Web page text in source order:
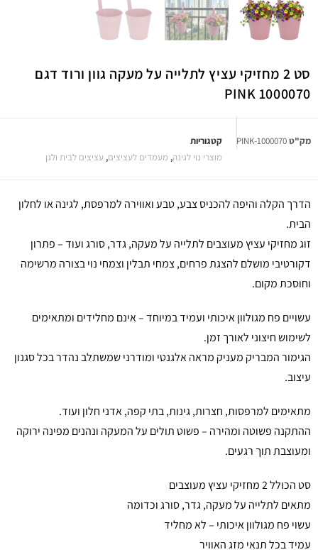
סט 2 מחזיקי עציץ לתלייה על מעקה גוון ורוד דגם
1000070 PINK
מק"ט1000070-PINK
קטגוריות
מוצרי נוי לגינה, מעמדים לעציצים, עציצים לבית ולגן
הדרך הקלה והיפה להכניס צבע, טבע ואווירה למרפסת, לגינה או לחלון
הבית.
זוג מחזיקי עציץ מעוצבים לתלייה על מעקה, גדר, סורג ועוד – פתרון
דקורטיבי מושלם להצגת פרחים, צמחי תבלין וצמחי נוי בצורה מרשימה
וחוסכת מקום.
עשויים פח מגולוון איכותי ועמיד במיוחד – אינם מחלידים ומתאימים
לשימוש חיצוני לאורך זמן.
הגימור המבריק מעניק מראה אלגנטי ומודרני שמשתלב נהדר בכל סגנון
עיצוב.
מתאימים למרפסות, חצרות, גינות, בתי קפה, אדני חלון ועוד.
ההתקנה פשוטה ומהירה – פשוט תולים על המעקה ונהנים מפינה ירוקה
ומעוצבת תוך רגעים.
סט הכולל 2 מחזיקי עציץ מעוצבים
מתאים לתלייה על מעקה, גדר, סורג וכדומה
עשוי פח מגולוון איכותי – לא מחליד
עמיד בכל תנאי מזג האוויר